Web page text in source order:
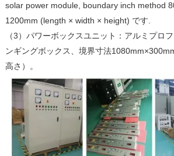
solar power module, boundary inch method
1200mm (length × width × height) です.
（3）パワーボックスユニット：アルミプロ
ンギングボックス、境界寸法
高さ）。